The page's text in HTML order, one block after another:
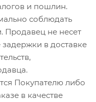
и пошлин.
соблюдать
Продавец не несет
в доставке
Покупателю либо
в качестве